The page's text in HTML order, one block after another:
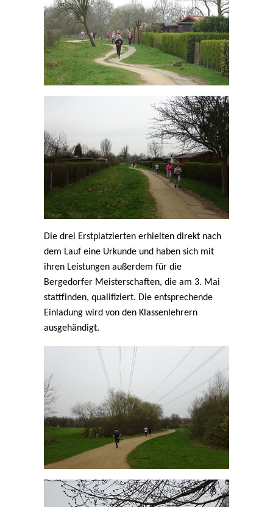
Die drei Erstplatzierten erhielten direkt nach
dem Lauf eine Urkunde und haben sich mit
ihren Leistungen außerdem für die
Bergedorfer Meisterschaften, die am 3. Mai
stattfinden, qualifiziert. Die entsprechende
Einladung wird von den Klassenlehrern
ausgehändigt.